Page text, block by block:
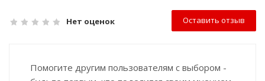
Нет оценок Оставить отзыв
Помогите другим пользователям с выбором -